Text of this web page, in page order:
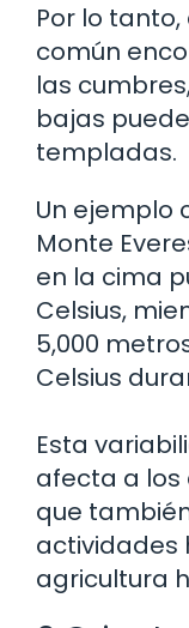
Por lo
común
las
bajas
templadas.
Un ejemplo
Monte
en la cima
Celsius,
5,000
Celsius
Esta
afecta a los
que
actividades
agricultura